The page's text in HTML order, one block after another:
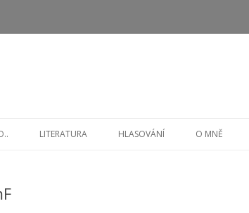
k
LITERATURA HLASOVÁNÍ O MNĚ